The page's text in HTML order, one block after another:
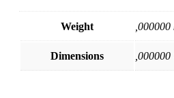
Weight ,000000
Dimensions